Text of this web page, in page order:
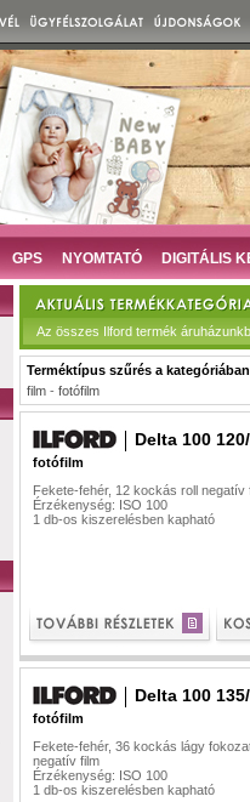
GPS NYOMTATÓ DIGITÁLIS
Az összes Ilford termék
Terméktípus szűrés a
film - fotófilm
Delta 100
fotófilm
Fekete-fehér, 12 kockás roll negatív
Érzékenység: ISO 100
1 db-os kiszerelésben kapható
Delta 100
fotófilm
Fekete-fehér, 36 kockás lágy
negatív film
Érzékenység: ISO 100
1 db-os kiszerelésben kapható